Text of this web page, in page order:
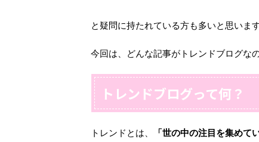
と疑問に持たれている方も多いと思います
今回は、どんな記事がトレンドブログな
トレンドブログって何？
トレンドとは、 「世の中の注目を集めて